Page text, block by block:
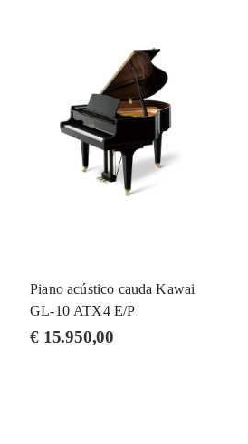
Piano acústico cauda Kawai
GL-10 ATX4 E/P
€ 15.950,00